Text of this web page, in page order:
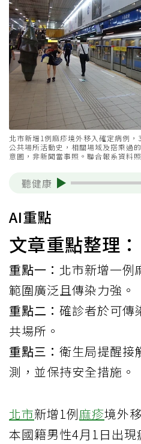
北市新增1例麻疹境外移入確定病例
公共場所活動史，相關場域及搭乘過
意圖，非新聞當事照。聯合報系資料
聽健康
AI重點
文章重點整理：
重點一： 北市新增一例
範圍廣泛且傳染力強。
重點二： 確診者於可傳
共場所。
重點三： 衛生局提醒接
測，並保持安全措施。
北市新增1例麻疹境外
本國籍男性4月1日出